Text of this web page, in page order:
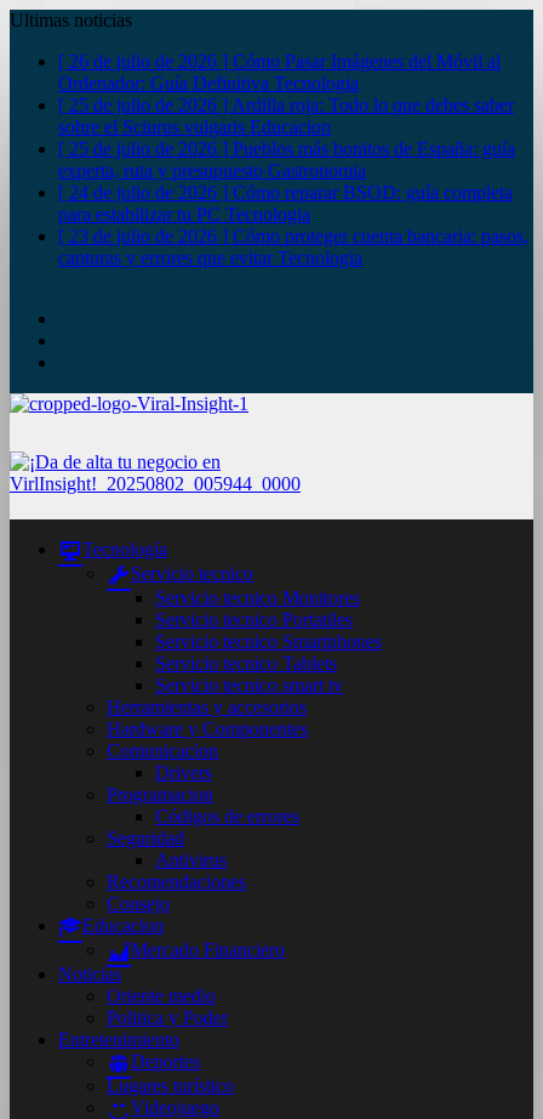
Ultimas noticias
[ 26 de julio de 2026 ] Cómo Pasar Imágenes del Móvil al
Ordenador: Guía Definitiva Tecnologia
[ 25 de julio de 2026 ] Ardilla roja: Todo lo que debes saber
sobre el Sciurus vulgaris Educacion
[ 25 de julio de 2026 ] Pueblos más bonitos de España: guía
experta, ruta y presupuesto Gastronomia
[ 24 de julio de 2026 ] Cómo reparar BSOD: guía completa
para estabilizar tu PC Tecnologia
[ 23 de julio de 2026 ] Cómo proteger cuenta bancaria: pasos,
capturas y errores que evitarTecnologia
Tecnología
Servicio tecnico
Servicio tecnico Monitores
Servicio tecnico Portatiles
Servicio tecnico Smartphones
Servicio tecnico Tablets
Servicio tecnico smart tv
Herramientas y accesorios
Hardware y Componentes
Comunicacion
Drivers
Programacion
Códigos de errores
Seguridad
Antivirus
Recomendaciones
Consejo
Educacion
Mercado Financiero
Noticias
Oriente medio
Politica y Poder
Entretenimiento
Deportes
Lugares turístico
Videojuego